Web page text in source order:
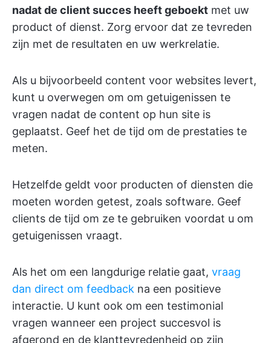
nadat de client succes heeft geboekt met uw
product of dienst. Zorg ervoor dat ze tevreden
zijn met de resultaten en uw werkrelatie.
Als u bijvoorbeeld content voor websites levert,
kunt u overwegen om om getuigenissen te
vragen nadat de content op hun site is
geplaatst. Geef het de tijd om de prestaties te
meten.
Hetzelfde geldt voor producten of diensten die
moeten worden getest, zoals software. Geef
clients de tijd om ze te gebruiken voordat u om
getuigenissen vraagt.
Als het om een langdurige relatie gaat, vraag
dan direct om feedback na een positieve
interactie. U kunt ook om een testimonial
vragen wanneer een project succesvol is
afgerond en de klanttevredenheid op zijn